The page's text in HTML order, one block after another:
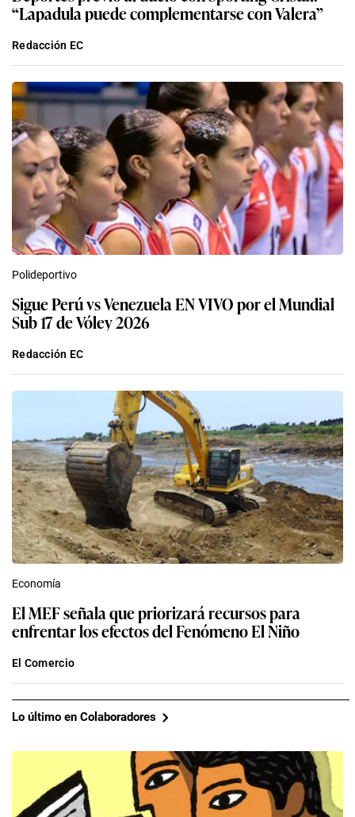
“Lapadula puede complementarse con Valera”
Redacción EC
Polideportivo
Sigue Perú vs Venezuela EN VIVO por el Mundial
Sub 17 de Vóley 2026
Redacción EC
Economía
El MEF señala que priorizará recursos para
enfrentar los efectos del Fenómeno El Niño
El Comercio
Lo último en Colaboradores